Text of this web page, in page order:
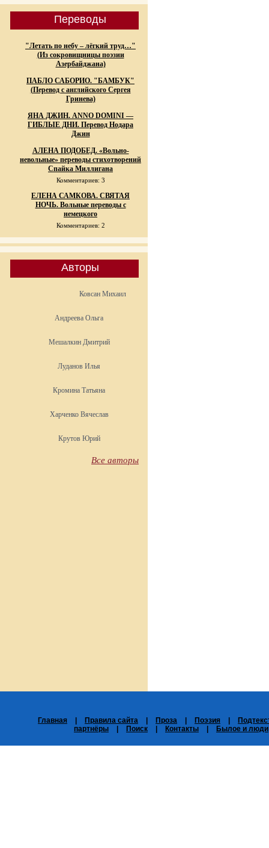
Переводы
"Летать по небу – лёгкий труд…"
(Из сокровищницы поэзии
Азербайджана)
ПАБЛО САБОРИО. "БАМБУК"
(Перевод с английского Сергея
Гринева)
ЯНА ДЖИН. ANNO DOMINI —
ГИБЛЫЕ ДНИ. Перевод Нодара
Джин
АЛЕНА ПОДОБЕД. «Вольно-
невольные» переводы стихотворений
Спайка Миллигана
Комментариев: 3
ЕЛЕНА САМКОВА. СВЯТАЯ
НОЧЬ. Вольные переводы с
немецкого
Комментариев: 2
Авторы
Ковсан Михаил
Андреева Ольга
Мешалкин Дмитрий
Луданов Илья
Кромина Татьяна
Харченко Вячеслав
Крутов Юрий
Все авторы
Главная Правила сайта Проза Поэзия
партнёры
Поиск Контакты Былое и люди